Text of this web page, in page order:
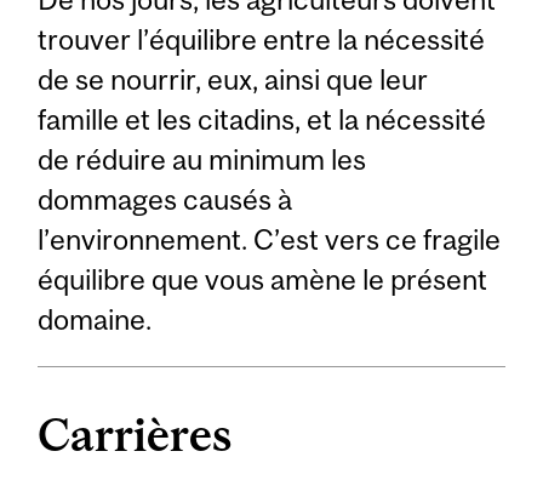
trouver l’équilibre entre la nécessité
de se nourrir, eux, ainsi que leur
famille et les citadins, et la nécessité
de réduire au minimum les
dommages causés à
l’environnement. C’est vers ce fragile
équilibre que vous amène le présent
domaine.
Carrières